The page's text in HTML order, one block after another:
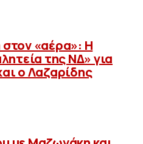
«αέρα»: H
της ΝΔ» για
ο Λαζαρίδης